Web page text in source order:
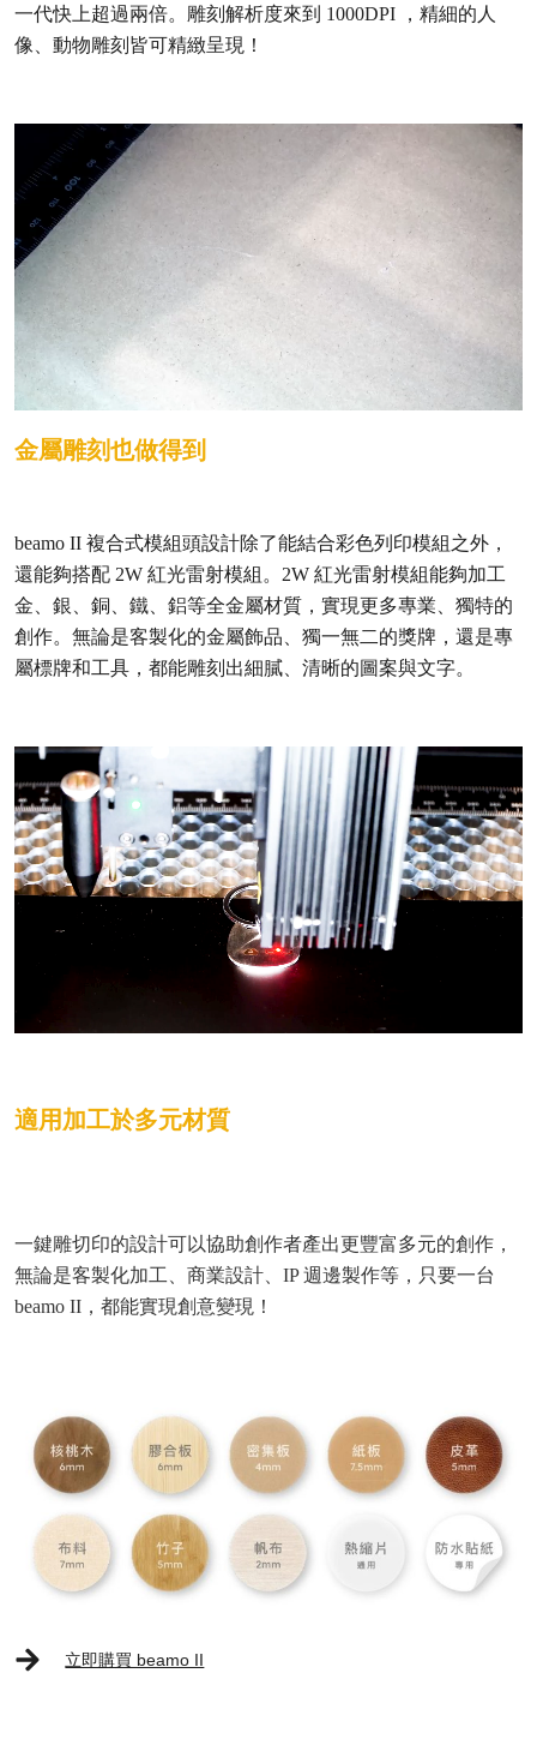
一代快上超過兩倍。雕刻解析度來到 1000DPI ，精細的人
像、動物雕刻皆可精緻呈現！
金屬雕刻也做得到
beamo II 複合式模組頭設計除了能結合彩色列印模組之外，
還能夠搭配 2W 紅光雷射模組。2W 紅光雷射模組能夠加工
金、銀、銅、鐵、鋁等全金屬材質，實現更多專業、獨特的
創作。無論是客製化的金屬飾品、獨一無二的獎牌，還是專
屬標牌和工具，都能雕刻出細膩、清晰的圖案與文字。
適用加工於多元材質
一鍵雕切印的設計可以協助創作者產出更豐富多元的創作，
無論是客製化加工、商業設計、IP 週邊製作等，只要一台
beamo II，都能實現創意變現！
立即購買 beamo II